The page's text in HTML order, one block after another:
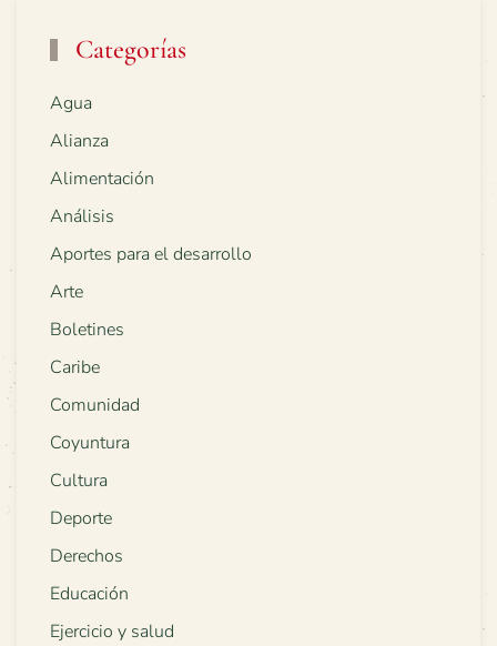
Categorías
Agua
Alianza
Alimentación
Análisis
Aportes para el desarrollo
Arte
Boletines
Caribe
Comunidad
Coyuntura
Cultura
Deporte
Derechos
Educación
Ejercicio y salud